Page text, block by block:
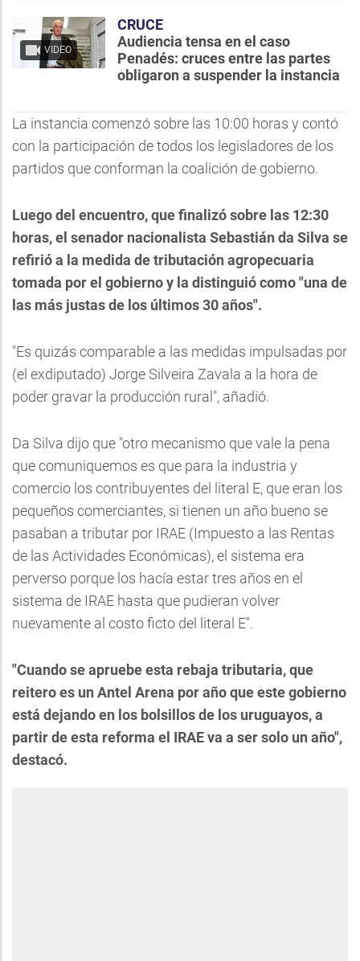
VIDEO
CRUCE
Audiencia tensa en el caso
Penadés: cruces entre las partes
obligaron a suspender la instancia
La instancia comenzó sobre las 10:00 horas y contó
con la participación de todos los legisladores de los
partidos que conforman la coalición de gobierno.
Luego del encuentro, que finalizó sobre las 12:30
horas, el senador nacionalista Sebastián da Silva se
refirió a la medida de tributación agropecuaria
tomada por el gobierno y la distinguió como "una de
las más justas de los últimos 30 años".
"Es quizás comparable a las medidas impulsadas por
(el exdiputado) Jorge Silveira Zavala a la hora de
poder gravar la producción rural", añadió.
Da Silva dijo que "otro mecanismo que vale la pena
que comuniquemos es que para la industria y
comercio los contribuyentes del literal E, que eran los
pequeños comerciantes, si tienen un año bueno se
pasaban a tributar por IRAE (Impuesto a las Rentas
de las Actividades Económicas), el sistema era
perverso porque los hacía estar tres años en el
sistema de IRAE hasta que pudieran volver
nuevamente al costo ficto del literal E".
"Cuando se apruebe esta rebaja tributaria, que
reitero es un Antel Arena por año que este gobierno
está dejando en los bolsillos de los uruguayos, a
partir de esta reforma el IRAE va a ser solo un año",
destacó.